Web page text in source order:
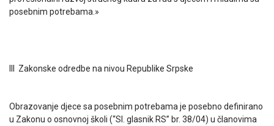
posebnim potrebama.»
III Zakonske odredbe na nivou Republike Srpske
Obrazovanje djece sa posebnim potrebama je posebno definirano
u Zakonu o osnovnoj školi (“Sl. glasnik RS” br. 38/04) u članovima